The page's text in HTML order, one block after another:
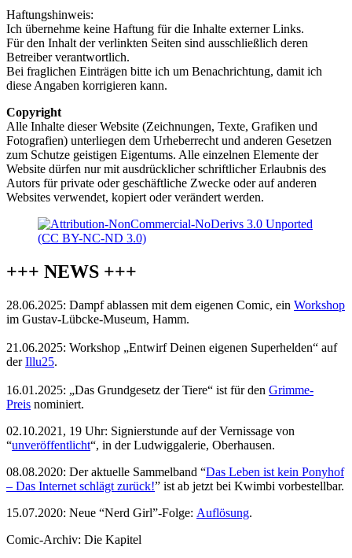
Haftungshinweis:
Ich übernehme keine Haftung für die Inhalte externer Links.
Für den Inhalt der verlinkten Seiten sind ausschließlich deren
Betreiber verantwortlich.
Bei fraglichen Einträgen bitte ich um Benachrichtung, damit ich
diese Angaben korrigieren kann.
Copyright
Alle Inhalte dieser Website (Zeichnungen, Texte, Grafiken und
Fotografien) unterliegen dem Urheberrecht und anderen Gesetzen
zum Schutze geistigen Eigentums. Alle einzelnen Elemente der
Website dürfen nur mit ausdrücklicher schriftlicher Erlaubnis des
Autors für private oder geschäftliche Zwecke oder auf anderen
Websites verwendet, kopiert oder verändert werden.
+++ NEWS +++
28.06.2025: Dampf ablassen mit dem eigenen Comic, ein Workshop
im Gustav-Lübcke-Museum, Hamm.
21.06.2025: Workshop „Entwirf Deinen eigenen Superhelden“ auf
derIllu25.
16.01.2025: „Das Grundgesetz der Tiere“ ist für den Grimme-
Preis nominiert.
02.10.2021, 19 Uhr: Signierstunde auf der Vernissage von
“unveröffentlicht“, in der Ludwiggalerie, Oberhausen.
08.08.2020: Der aktuelle Sammelband “Das Leben ist kein Ponyhof
– Das Internet schlägt zurück!” ist ab jetzt bei Kwimbi vorbestellbar.
15.07.2020: Neue “Nerd Girl”-Folge: Auflösung.
Comic-Archiv: Die Kapitel